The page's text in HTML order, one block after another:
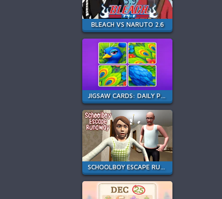
BLEACH VS NARUTO 2.6
JIGSAW CARDS: DAILY PUZZLES
SCHOOLBOY ESCAPE RUNAWAY